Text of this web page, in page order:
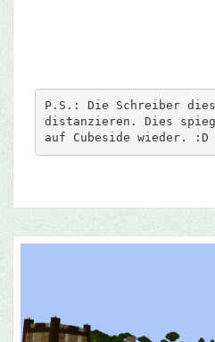
P.S.: Die Schreiber
distanzieren. Dies
auf Cubeside wieder. :D